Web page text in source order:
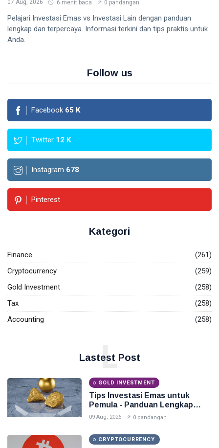
07 Aug, 2026 6 menit baca 0 pandangan
Pelajari Investasi Emas vs Investasi Lain dengan panduan
lengkap dan terpercaya. Informasi terkini dan tips praktis untuk
Anda.
Follow us
Facebook 65 K
Twitter 12 K
Instagram 678
Pinterest
Kategori
Finance
(261)
Cryptocurrency
(259)
Gold Investment
(258)
Tax
(258)
Accounting
(258)
Lastest Post
L
GOLD INVESTMENT
Tips Investasi Emas untuk
Pemula - Panduan Lengkap
2026
09 Aug, 2026 0 pandangan
CRYPTOCURRENCY